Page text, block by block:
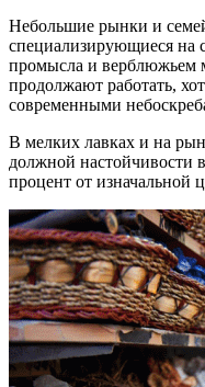
Небольшие рынки и
специализирующиеся на
промысла и верблюжьем
продолжают работать,
современными
В мелких лавках и на
должной настойчивости
процент от изначальной